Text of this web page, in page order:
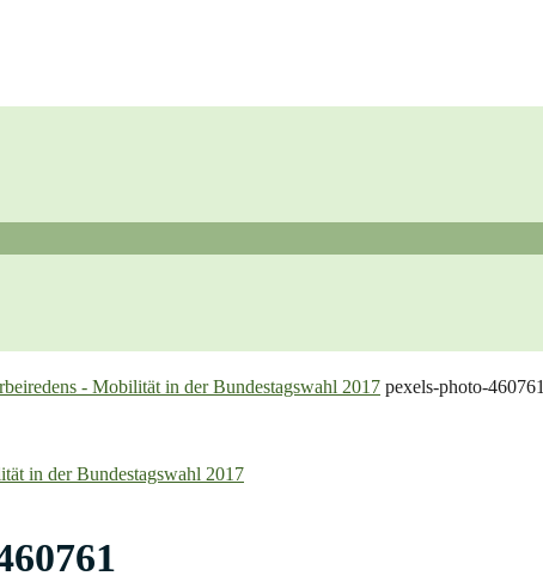
- Mobilität in der Bundestagswahl 2017 pexels-photo-460761
in der Bundestagswahl 2017